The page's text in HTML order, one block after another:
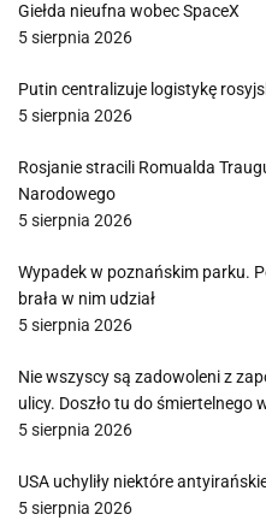
Giełda nieufna wobec SpaceX
5 sierpnia 2026
Putin centralizuje logistykę
5 sierpnia 2026
Rosjanie stracili Romualda
Narodowego
5 sierpnia 2026
Wypadek w poznańskim parku.
brała w nim udział
5 sierpnia 2026
Nie wszyscy są zadowoleni z
ulicy. Doszło tu do śmiertelnego
5 sierpnia 2026
USA uchyliły niektóre
5 sierpnia 2026